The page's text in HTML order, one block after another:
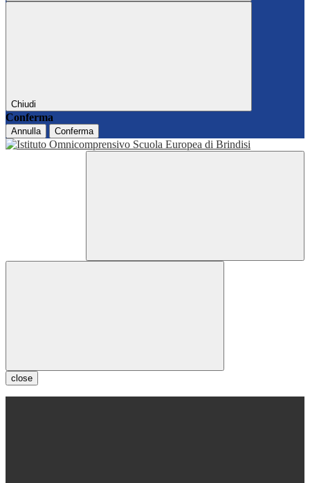
Chiudi
Conferma
Annulla Conferma
close